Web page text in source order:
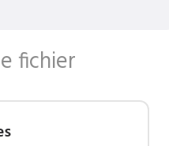
fichier